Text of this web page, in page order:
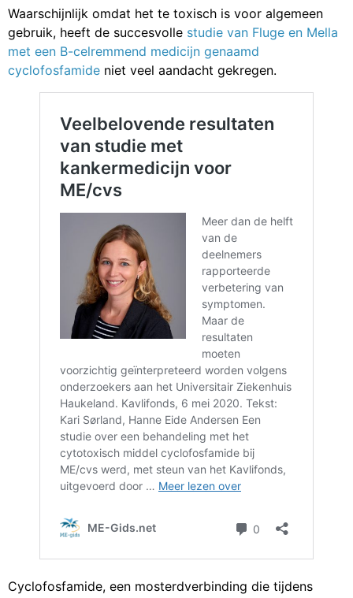
Waarschijnlijk omdat het te toxisch is voor algemeen
gebruik, heeft de succesvolle studie van Fluge en Mella
met een B-celremmend medicijn genaamd
cyclofosfamide niet veel aandacht gekregen.
Cyclofosfamide, een mosterdverbinding die tijdens